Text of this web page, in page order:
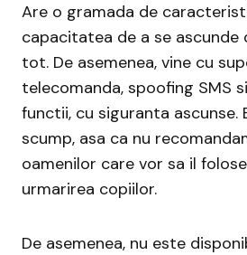
Are o gramada de
capacitatea de a se
tot. De asemenea, vine cu
telecomanda, spoofing SMS
functii, cu siguranta ascunse.
scump, asa ca nu
oamenilor care vor sa il
urmarirea copiilor.
De asemenea, nu este